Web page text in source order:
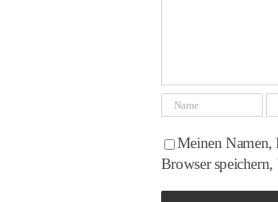
Meinen Namen,
Browser